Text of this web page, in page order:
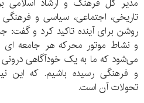
مدیر کل فرهنگ و ارشاد اسلامی
تاریخی، اجتماعی، سیاسی و
روشن برای آینده تاکید کرد و گفت:
و نشاط موتور محرکه هر جامعه
می‌شود که ما به یک خودآگاهی
و فرهنگی رسیده باشیم. که این
تحولات آن است.